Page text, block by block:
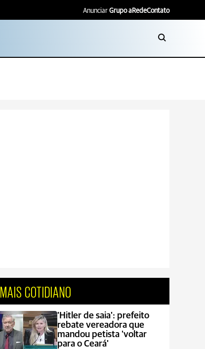
Anunciar Grupo aRedeContato
MAIS COTIDIANO
'Hitler de saia': prefeito
rebate vereadora que
mandou petista 'voltar
para o Ceará'